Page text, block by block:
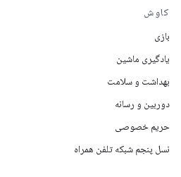
کاوش
بازی
یادگیری ماشین
بهداشت و سلامت
دوربین و رسانه
حریم خصوصی
نسل پنجم شبکه تلفن همراه